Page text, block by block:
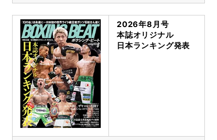
2026年8月号
本誌オリジナル
日本ランキング発表